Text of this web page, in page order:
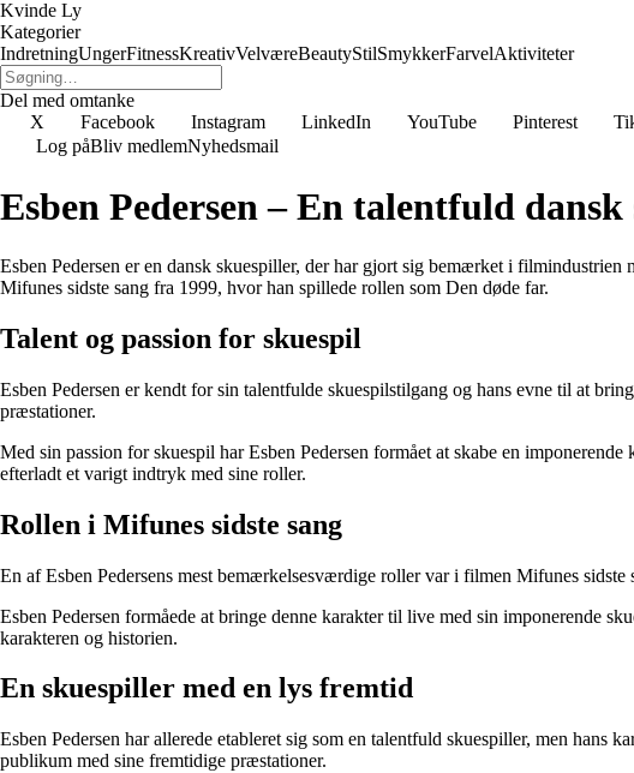
Kvinde Ly
Kategorier
IndretningUngerFitnessKreativVelværeBeautyStilSmykkerFarvelAktiviteter
Del med omtanke
X
Facebook Instagram LinkedIn YouTube Pinterest
Log påBliv medlemNyhedsmail
Esben Pedersen – En talentfuld
Esben Pedersen er en dansk skuespiller, der har gjort sig bemærket i
Mifunes sidste sang fra 1999, hvor han spillede rollen som Den døde far.
Talent og passion for skuespil
Esben Pedersen er kendt for sin talentfulde skuespilstilgang og hans evne til at
præstationer.
Med sin passion for skuespil har Esben Pedersen formået at skabe en
efterladt et varigt indtryk med sine roller.
Rollen i Mifunes sidste sang
En af Esben Pedersens mest bemærkelsesværdige roller var i filmen Mifunes
Esben Pedersen formåede at bringe denne karakter til live med sin imponerende
karakteren og historien.
En skuespiller med en lys fremtid
Esben Pedersen har allerede etableret sig som en talentfuld skuespiller, men
publikum med sine fremtidige præstationer.